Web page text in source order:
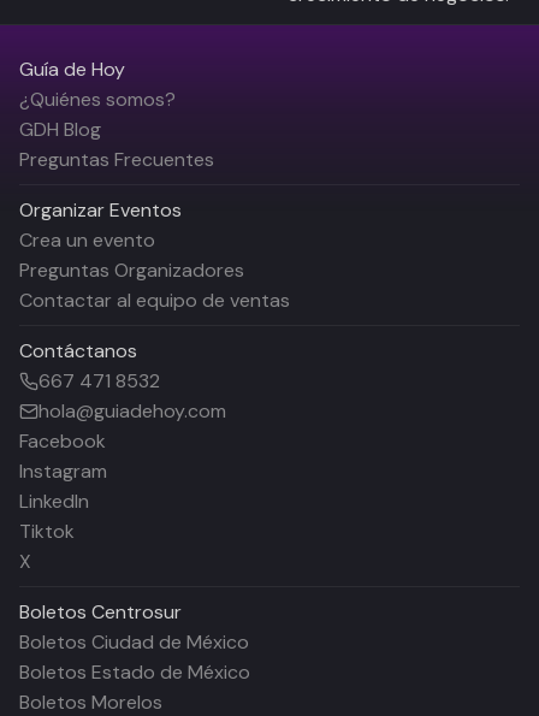
Guía de Hoy
¿Quiénes somos?
GDH Blog
Preguntas Frecuentes
Organizar Eventos
Crea un evento
Preguntas Organizadores
Contactar al equipo de ventas
Contáctanos
667 471 8532
hola@guiadehoy.com
Facebook
Instagram
LinkedIn
Tiktok
X
Boletos Centrosur
Boletos Ciudad de México
Boletos Estado de México
Boletos Morelos